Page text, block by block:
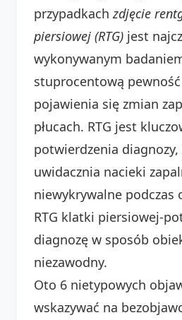
przypadkach zdjęcie
piersiowej (RTG) jest
wykonywanym
stuprocentową
pojawienia się zmian
płucach. RTG jest
potwierdzenia
uwidacznia nacieki
niewykrywalne podczas
RTG klatki piersiowej-
diagnozę w sposób
niezawodny.
Oto 6 nietypowych
wskazywać na